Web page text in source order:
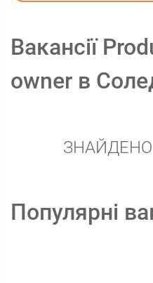
Вакансії
owner в
ЗНАЙДЕНО
Популярні